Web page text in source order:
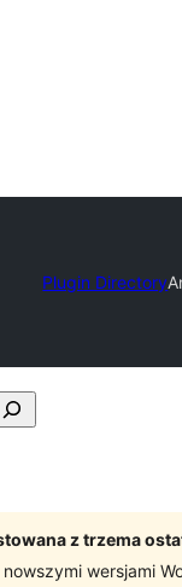
Plugin Directory
z trzema
wersjami